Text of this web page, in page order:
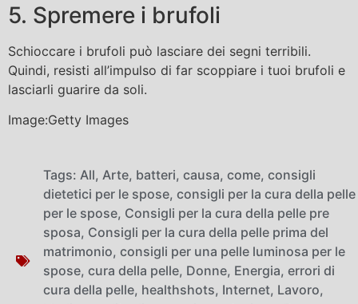
5. Spremere i brufoli
Schioccare i brufoli può lasciare dei segni terribili.
Quindi, resisti all’impulso di far scoppiare i tuoi brufoli e
lasciarli guarire da soli.
Image:Getty Images
Tags: All, Arte, batteri, causa, come, consigli
dietetici per le spose, consigli per la cura della pelle
per le spose, Consigli per la cura della pelle pre
sposa, Consigli per la cura della pelle prima del
matrimonio, consigli per una pelle luminosa per le
spose, cura della pelle, Donne, Energia, errori di
cura della pelle, healthshots, Internet, Lavoro,